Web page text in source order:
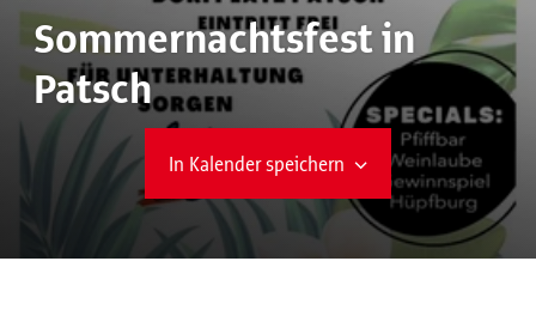
Sommernachtsfest in
Patsch
In Kalender speichern